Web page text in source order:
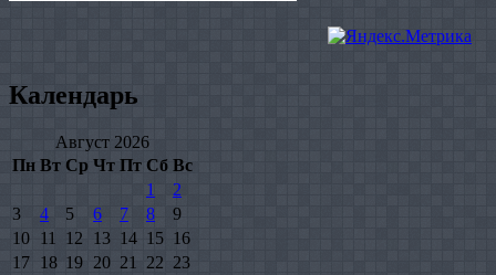
Календарь
Август 2026
Пн Вт Ср Чт Пт Сб Вс
1
2
3
4 5 6 7 8
9
10
11 12 13 14 15 16
17 18 19 20 21 22 23